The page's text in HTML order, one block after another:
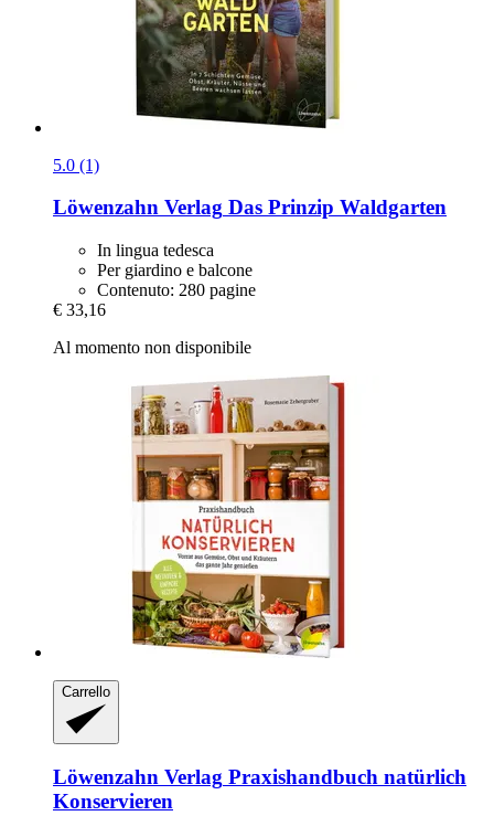
5.0 (1)
Löwenzahn Verlag Das Prinzip Waldgarten
In lingua tedesca
Per giardino e balcone
Contenuto: 280 pagine
€ 33,16
Al momento non disponibile
Carrello
Löwenzahn Verlag Praxishandbuch natürlich
Konservieren